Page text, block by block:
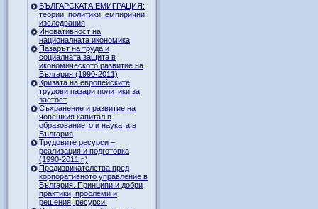
БЪЛГАРСКАТА ЕМИГРАЦИЯ:
теории, политики, емпирични
изследвания
Иновативност на
националната икономика
Пазарът на труда и
социалната защита в
икономическото развитие на
България (1990-2011)
Кризата на европейските
трудови пазари политики за
заетост
Съхранение и развитие на
човешкия капитал в
образованието и науката в
България
Трудовите ресурси –
реализация и подготовка
(1990-2011 г.)
Предизвикателства пред
корпоративното управление в
България. Принципи и добри
практики, проблеми и
решения, ресурси.